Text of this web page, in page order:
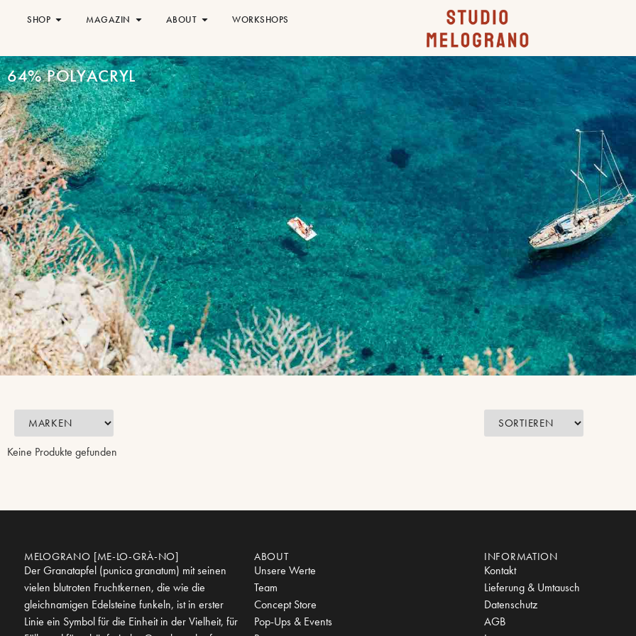
SHOP MAGAZIN ABOUT WORKSHOPS
64% POLYACRYL
Keine Produkte gefunden
MELOGRANO [ME-LO-GRÀ-NO]
Der Granatapfel (punica granatum) mit seinen
vielen blutroten Fruchtkernen, die wie die
gleichnamigen Edelsteine funkeln, ist in erster
Linie ein Symbol für die Einheit in der Vielheit, für
ABOUT
Unsere Werte
Team
Concept Store
Pop-Ups & Events
INFORMATION
Kontakt
Lieferung & Umtausch
Datenschutz
AGB